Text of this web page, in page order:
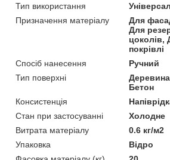
Тип використання
Призначення матеріалу
Для
Для
цоколів,
покрівлі
Спосіб нанесення
Ручний
Тип поверхні
Бетон
Консистенція
Стан при застосуванні
Холодне
Витрата матеріалу
0.6 кг/м2
Упаковка
Відро